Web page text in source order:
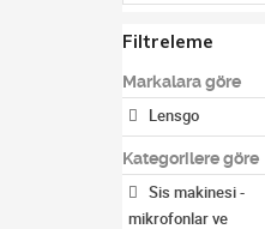
Filtreleme
Markalara göre
Lensgo
Kategorilere göre
Sis makinesi -
mikrofonlar ve